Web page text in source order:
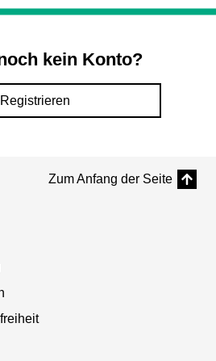
kein Konto?
Registrieren
Zum Anfang der Seite